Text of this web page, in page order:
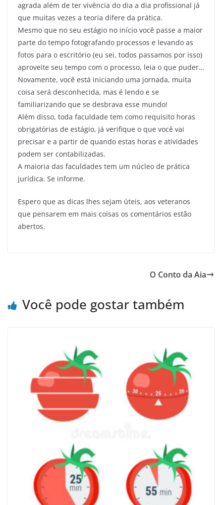
agrada além de ter vivência do dia a dia profissional já
que muitas vezes a teoria difere da prática.
Mesmo que no seu estágio no início você passe a maior
parte do tempo fotografando processos e levando as
fotos para o escritório (eu sei, todos passamos por isso)
aproveite seu tempo com o processo, leia o que puder…
Novamente, você está iniciando uma jornada, muita
coisa será desconhecida, mas é lendo e se
familiarizando que se desbrava esse mundo!
Além disso, toda faculdade tem como requisito horas
obrigatórias de estágio, já verifique o que você vai
precisar e a partir de quando estas horas e atividades
podem ser contabilizadas.
A maioria das faculdades tem um núcleo de prática
jurídica. Se informe.
Espero que as dicas lhes sejam úteis, aos veteranos
que pensarem em mais coisas os comentários estão
abertos.
O Conto da Aia
Você pode gostar também